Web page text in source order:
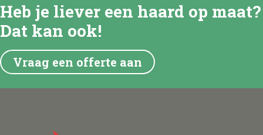
Heb je liever een haard op maat?
Dat kan ook!
Vraag een offerte aan